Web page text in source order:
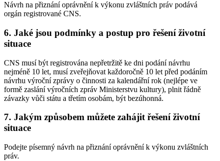
Návrh na přiznání oprávnění k výkonu zvláštních práv podává
orgán registrované CNS.
6. Jaké jsou podmínky a postup pro řešení životní
situace
CNS musí být registrována nepřetržitě ke dni podání návrhu
nejméně 10 let, musí zveřejňovat každoročně 10 let před podáním
návrhu výroční zprávy o činnosti za kalendářní rok (nejlépe ve
formě zaslání výročních zpráv Ministerstvu kultury), plnit řádně
závazky vůči státu a třetím osobám, být bezúhonná.
7. Jakým způsobem můžete zahájit řešení životní
situace
Podejte písemný návrh na přiznání oprávnění k výkonu zvláštních
práv.